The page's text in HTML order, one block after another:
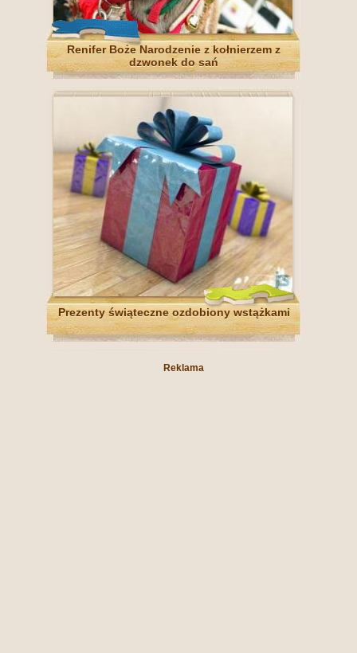
Renifer Boże Narodzenie z kołnierzem z
dzwonek do sań
Prezenty świąteczne ozdobiony wstążkami
Reklama